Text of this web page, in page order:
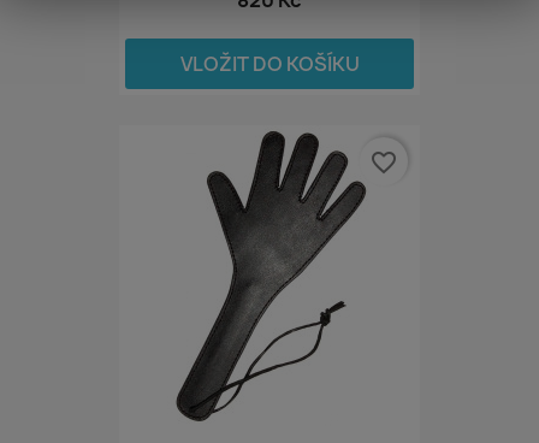
VLOŽIT DO KOŠÍKU
favorite_border